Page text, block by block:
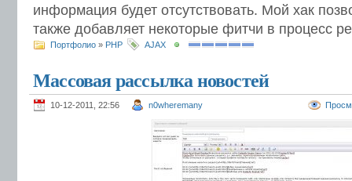
информация будет отсутствовать. Мой хак
также добавляет некоторые фитчи в процесс
Портфолио » PHP AJAX
Массовая рассылка новостей
10-12-2011, 22:56 n0wheremany